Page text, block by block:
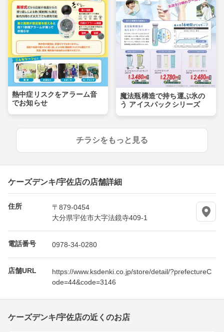
熱中症リスクをアラーム音
でお知らせ
魔法瓶構造で持ち運ぶ氷の
う アイスパックシリーズ
チラシをもっと見る
ケーズデンキ/宇佐店の店舗詳細
住所
〒879-0454
大分県宇佐市大字法鏡寺409-1
電話番号 0978-34-0280
店舗URL
https://www.ksdenki.co.jp/store/detail/?prefectureC
ode=44&code=3146
ケーズデンキ/宇佐店の近くのお店